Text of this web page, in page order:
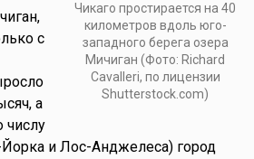
Чикаго простирается на 40
километров вдоль юго-
западного берега озера
Мичиган (Фото: Richard
Cavalleri, по лицензии
Shutterstock.com)
с
а
числу
и Лос-Анджелеса) город